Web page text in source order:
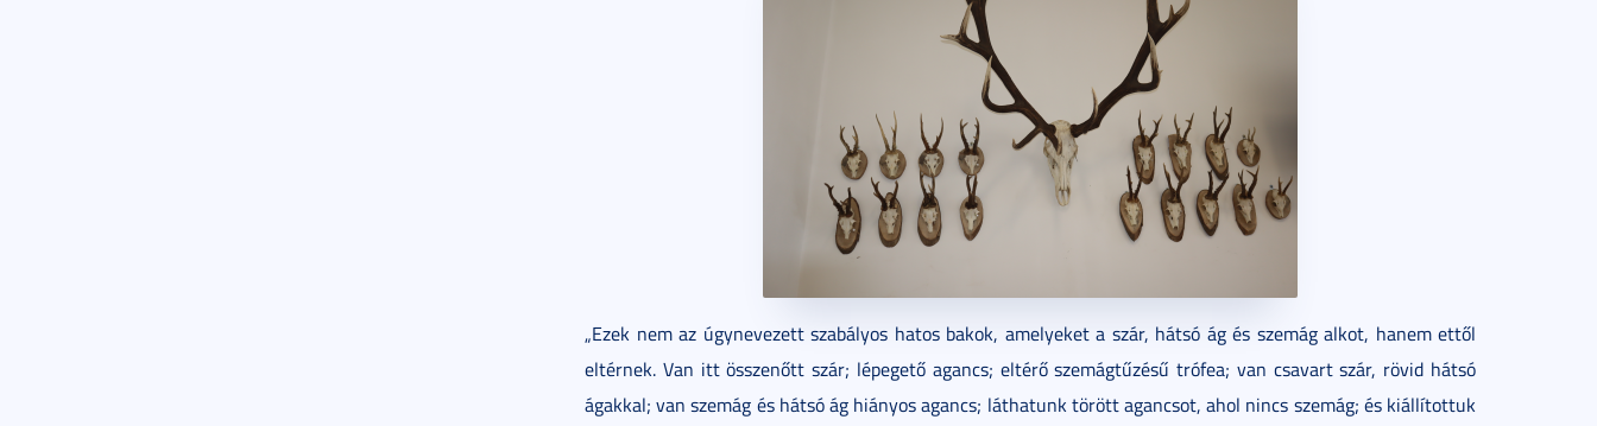
„Ezek nem az úgynevezett szabályos hatos bakok, amelyeket a szár, hátsó ág és szemág alkot, hanem ettől
eltérnek. Van itt összenőtt szár; lépegető agancs; eltérő szemágtűzésű trófea; van csavart szár, rövid hátsó
ágakkal; van szemág és hátsó ág hiányos agancs; láthatunk törött agancsot, ahol nincs szemág; és kiállítottuk